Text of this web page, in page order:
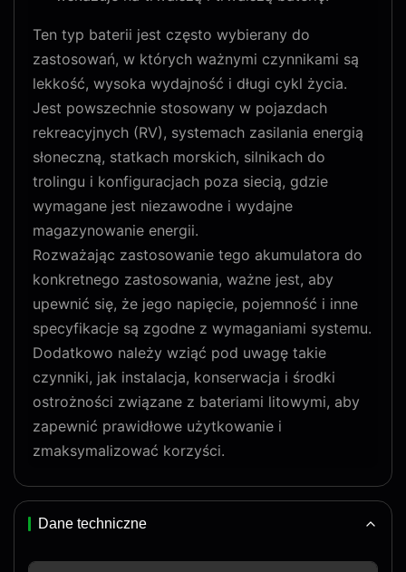
Ten typ baterii jest często wybierany do
zastosowań, w których ważnymi czynnikami są
lekkość, wysoka wydajność i długi cykl życia.
Jest powszechnie stosowany w pojazdach
rekreacyjnych (RV), systemach zasilania energią
słoneczną, statkach morskich, silnikach do
trolingu i konfiguracjach poza siecią, gdzie
wymagane jest niezawodne i wydajne
magazynowanie energii.
Rozważając zastosowanie tego akumulatora do
konkretnego zastosowania, ważne jest, aby
upewnić się, że jego napięcie, pojemność i inne
specyfikacje są zgodne z wymaganiami systemu.
Dodatkowo należy wziąć pod uwagę takie
czynniki, jak instalacja, konserwacja i środki
ostrożności związane z bateriami litowymi, aby
zapewnić prawidłowe użytkowanie i
zmaksymalizować korzyści.
Dane techniczne